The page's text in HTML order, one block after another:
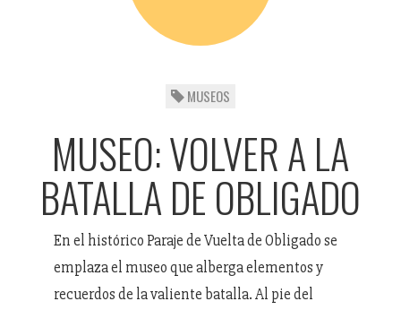
MUSEOS
MUSEO: VOLVER A LA
BATALLA DE OBLIGADO
En el histórico Paraje de Vuelta de Obligado se
emplaza el museo que alberga elementos y
recuerdos de la valiente batalla. Al pie del